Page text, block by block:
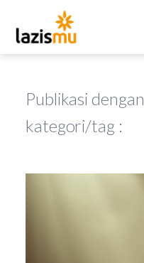
Publikasi dengan
kategori/tag :